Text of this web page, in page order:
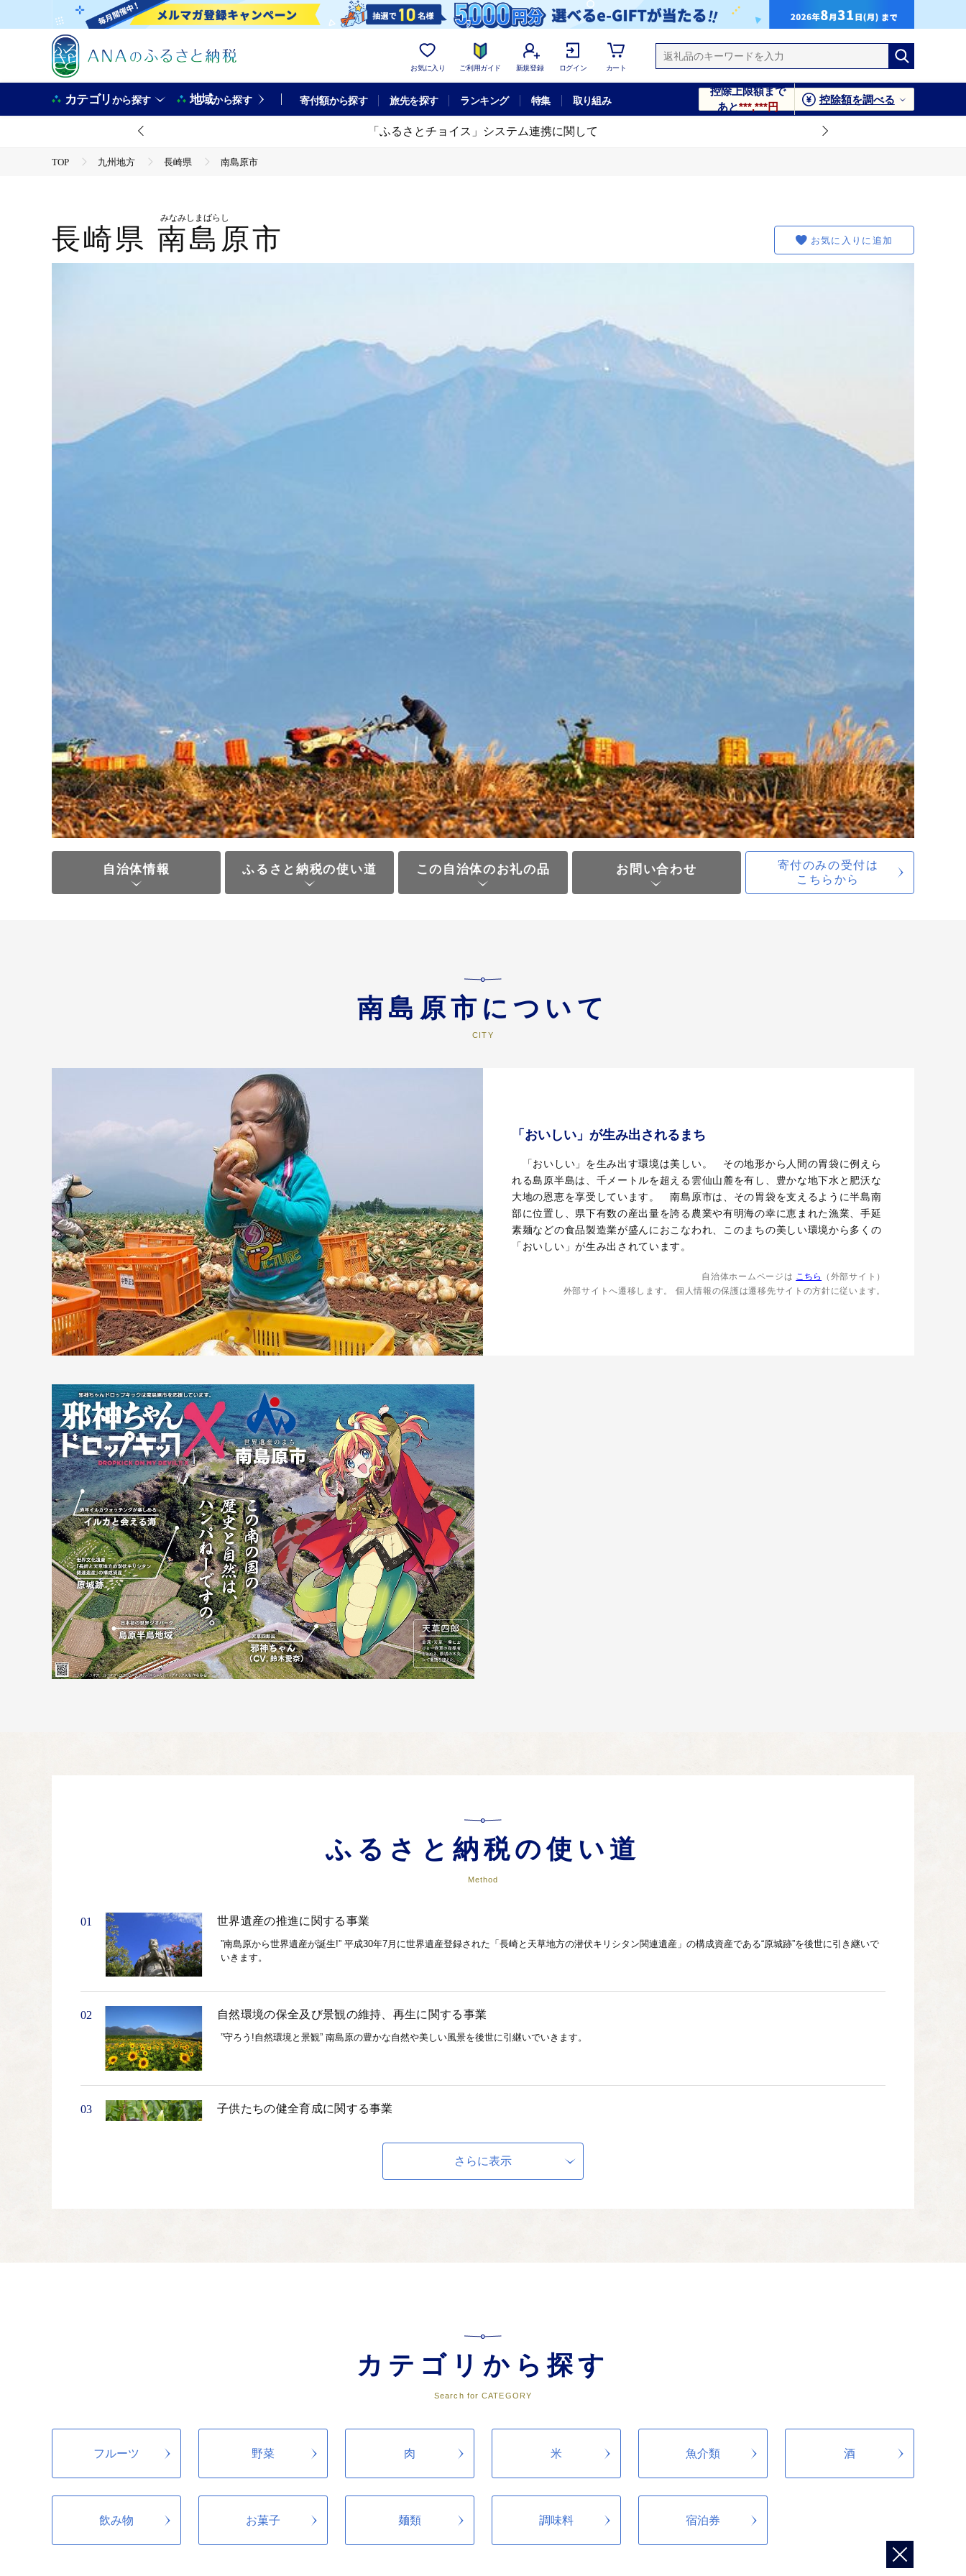
お気に入り ご利用ガイド 新規登録 ログイン カート
カテゴリから探す 地域から探す 寄付額から探す 旅先を探す ランキング 特集 取り組み
控除上限額まで
あと***,***円
控除額を調べる
「ふるさとチョイス」システム連携に関して
TOP 九州地方 長崎県 南島原市
長崎県 南島原市
みなみしまばらし
お気に入りに追加
自治体情報 ふるさと納税の使い道 この自治体のお礼の品 お問い合わせ
寄付のみの受付は
こちらから
南島原市について
「おいしい」が生み出されるまち
「おいしい」を生み出す環境は美しい。 その地形から人間の胃袋に例えら
れる島原半島は、千メートルを超える雲仙山麓を有し、豊かな地下水と肥沃な
大地の恩恵を享受しています。 南島原市は、その胃袋を支えるように半島南
部に位置し、県下有数の産出量を誇る農業や有明海の幸に恵まれた漁業、手延
素麺などの食品製造業が盛んにおこなわれ、このまちの美しい環境から多くの
「おいしい」が生み出されています。
自治体ホームページは こちら
（外部サイト）
外部サイトへ遷移します。 個人情報の保護は遷移先サイトの方針に従います。
ふるさと納税の使い道
Method
01 世界遺産の推進に関する事業
”南島原から世界遺産が誕生!” 平成30年7月に世界遺産登録された「長崎と天草地方の潜伏キリシタン関連遺産」の構成資産である“原城跡”を後世に引き継いで
いきます。
02 自然環境の保全及び景観の維持、再生に関する事業
”守ろう!自然環境と景観” 南島原の豊かな自然や美しい風景を後世に引継いでいきます。
03 子供たちの健全育成に関する事業
さらに表示
カテゴリから探す
Search for CATEGORY
フルーツ 野菜 肉 米 魚介類 酒
飲み物 お菓子 麺類 調味料 宿泊券